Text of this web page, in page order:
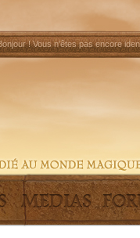
!Vous n'êtes pas encore